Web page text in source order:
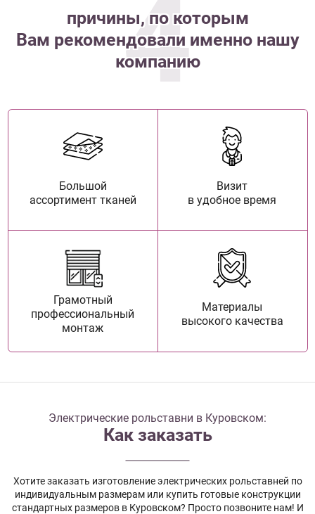
4
причины, по которым
Вам рекомендовали именно нашу
компанию
Большой
ассортимент тканей
Визит
в удобное время
Грамотный
профессиональный
монтаж
Материалы
высокого качества
Электрические рольставни в Куровском:
Как заказать
Хотите заказать изготовление электрических рольставней по
индивидуальным размерам или купить готовые конструкции
стандартных размеров в Куровском? Просто позвоните нам! И